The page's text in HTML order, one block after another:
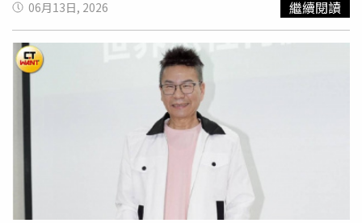
告白：「我又失去一個很好的朋友，大家應該都有看新聞，
適合送給他。」當音樂響起的那一刻，王瞳積壓多日的情感
瞬間湧上，她在台上哽咽表示：「本來不想哭的，想把這首
歌送給他，把這幾天的思念傳達出去。」王瞳邊唱邊哭，一
度唱不下去。雖然自嘲「平常唱歌就已經不好聽了，哭了以
後變得更不好聽」，但王瞳真誠的情感與淚水，打動現場觀
眾。王瞳感性地表示，這次的演出機會，讓她能有一個宣洩
的出口，把壓抑的情緒釋放出來，等郵輪行程結束，一回到
台北，她就會立刻安排時間去傅子純靈堂，親自向他好好道
別。為滿足不同年齡層旅客需求，探索星號今年暑假持續推
06月13日, 2026 繼續閱讀